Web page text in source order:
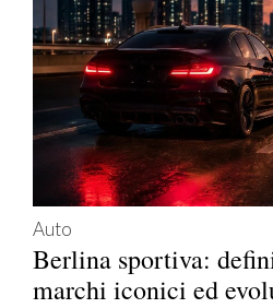
Auto
Berlina sportiva:
marchi iconici ed